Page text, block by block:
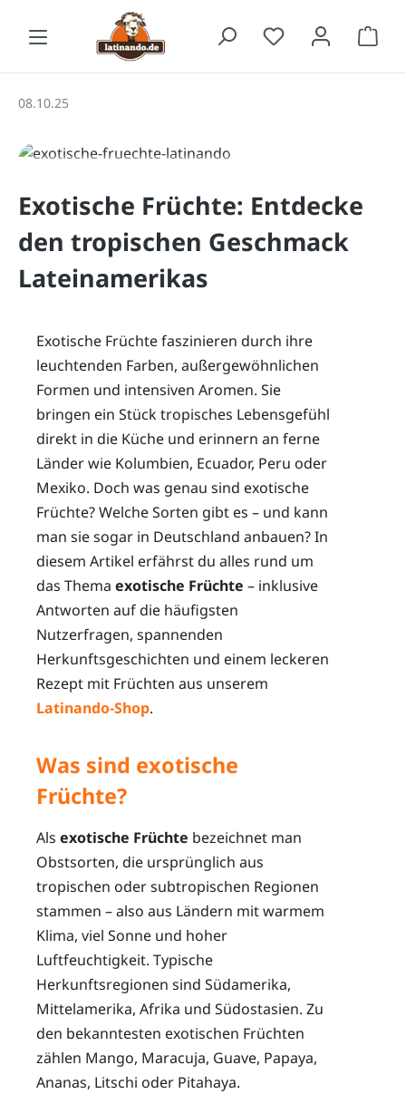
Zum Hauptinhalt springen
08.10.25
Exotische Früchte: Entdecke
den tropischen Geschmack
Lateinamerikas
Exotische Früchte faszinieren durch ihre
leuchtenden Farben, außergewöhnlichen
Formen und intensiven Aromen. Sie
bringen ein Stück tropisches Lebensgefühl
direkt in die Küche und erinnern an ferne
Länder wie Kolumbien, Ecuador, Peru oder
Mexiko. Doch was genau sind exotische
Früchte? Welche Sorten gibt es – und kann
man sie sogar in Deutschland anbauen? In
diesem Artikel erfährst du alles rund um
das Thema exotische Früchte – inklusive
Antworten auf die häufigsten
Nutzerfragen, spannenden
Herkunftsgeschichten und einem leckeren
Rezept mit Früchten aus unserem
Latinando-Shop.
Was sind exotische
Früchte?
Als exotische Früchte bezeichnet man
Obstsorten, die ursprünglich aus
tropischen oder subtropischen Regionen
stammen – also aus Ländern mit warmem
Klima, viel Sonne und hoher
Luftfeuchtigkeit. Typische
Herkunftsregionen sind Südamerika,
Mittelamerika, Afrika und Südostasien. Zu
den bekanntesten exotischen Früchten
zählen Mango, Maracuja, Guave, Papaya,
Ananas, Litschi oder Pitahaya.